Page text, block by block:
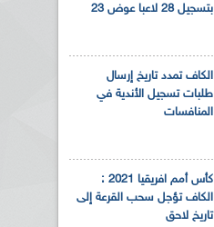
بتسجيل 28 لاعبا عوض 23
الكاف تمدد تاريخ إرسال
طلبات تسجيل الأندية في
المنافسات
كأس أمم افريقيا 2021 :
الكاف تؤجل سحب القرعة إلى
تاريخ لاحق